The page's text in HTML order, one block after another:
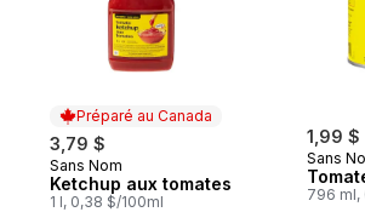
Préparé au Canada
3,79 $
Préparé au Canada
Sans Nom
Ketchup aux tomates
1 l, 0,38 $/100ml
1,99 $
Sans
796 ml,